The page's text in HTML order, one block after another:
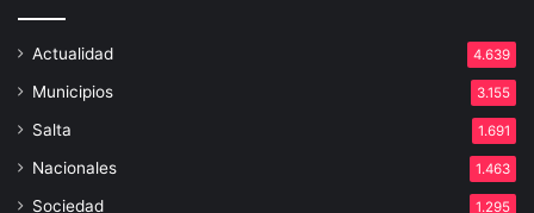
Actualidad 4.639
Municipios 3.155
Salta 1.691
Nacionales 1.463
Sociedad 1.295